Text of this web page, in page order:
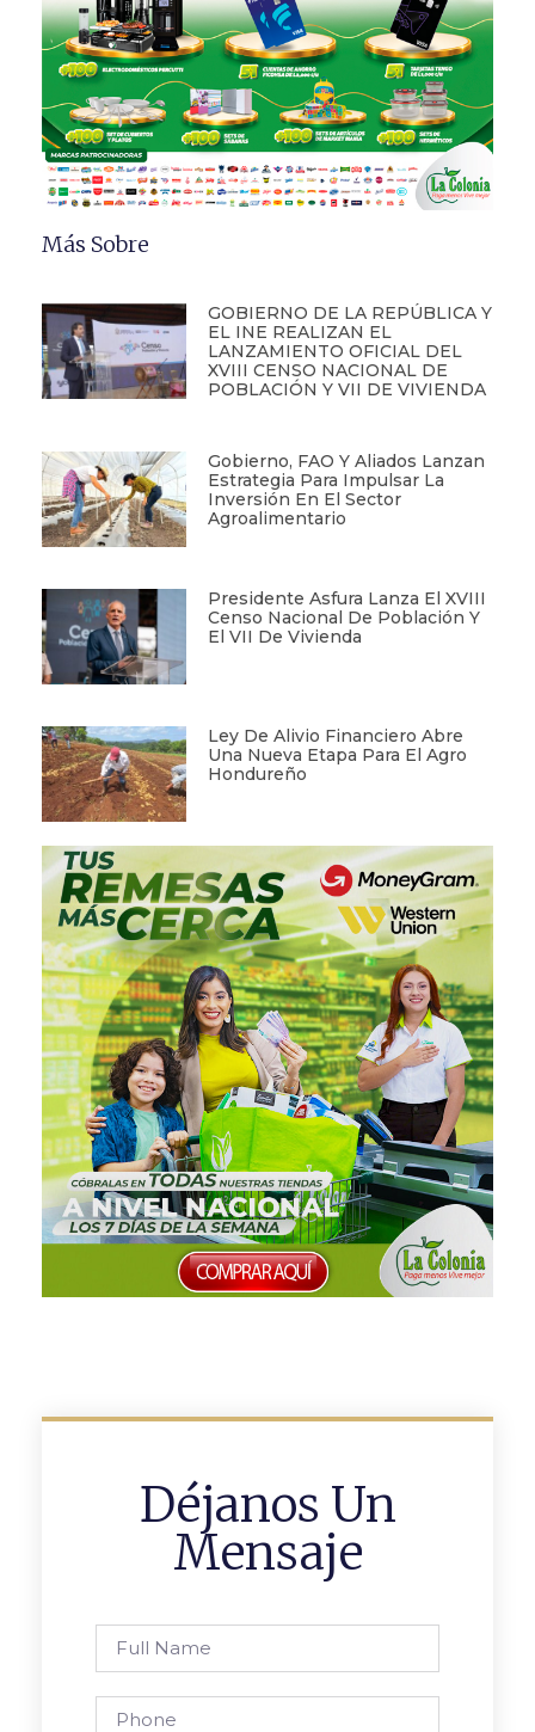
Más Sobre
GOBIERNO DE LA REPÚBLICA Y
EL INE REALIZAN EL
LANZAMIENTO OFICIAL DEL
XVIII CENSO NACIONAL DE
POBLACIÓN Y VII DE VIVIENDA
Gobierno, FAO Y Aliados Lanzan
Estrategia Para Impulsar La
Inversión En El Sector
Agroalimentario
Presidente Asfura Lanza El XVIII
Censo Nacional De Población Y
El VII De Vivienda
Ley De Alivio Financiero Abre
Una Nueva Etapa Para El Agro
Hondureño
Déjanos Un
Mensaje